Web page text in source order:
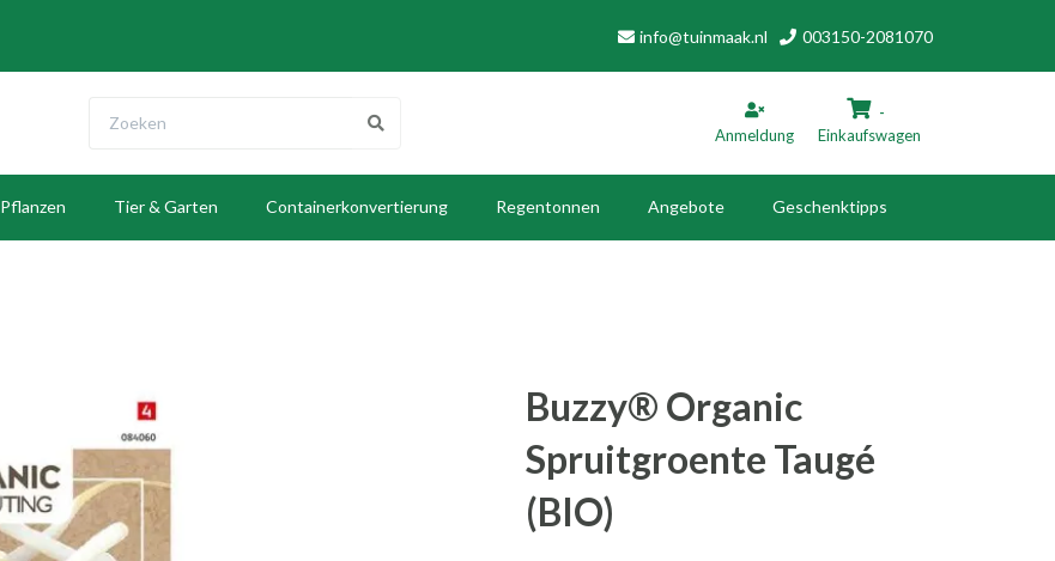
info@tuinmaak.nl 003150-2081070
Anmeldung
-
Einkaufswagen
Pflanzen Tier & Garten Containerkonvertierung Regentonnen Angebote Geschenktipps
Füllen Sie es mit Produkten.
Buzzy® Organic
Spruitgroente Taugé
(BIO)